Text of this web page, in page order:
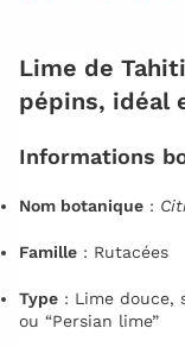
Lime de
pépins, idéal
Informations
Nom botanique :
Famille : Rutacées
Type : Lime douce,
ou “Persian lime”